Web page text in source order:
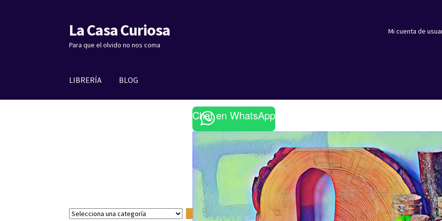
Ir
a
la
Ir
al
contenido
La Casa Curiosa
Para que el olvido no nos coma
Mi cuenta de
LIBRERÍA BLOG
S
Chat en WhatsApp